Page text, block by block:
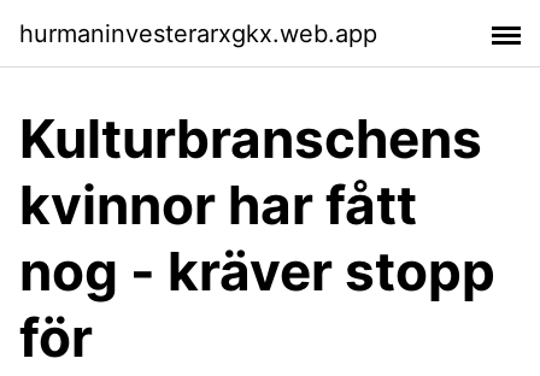
hurmaninvesterarxgkx.web.app
Kulturbranschens
kvinnor har fått
nog - kräver stopp
för